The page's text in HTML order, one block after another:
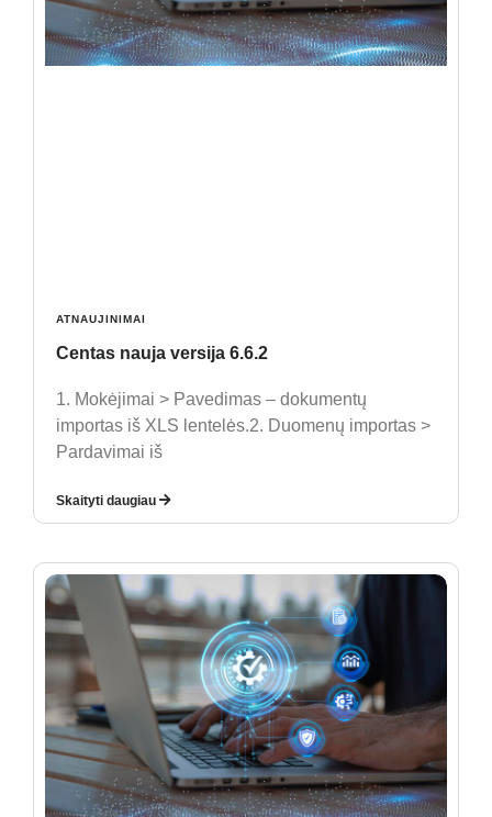
ATNAUJINIMAI
Centas nauja versija 6.6.2
1. Mokėjimai > Pavedimas – dokumentų
importas iš XLS lentelės.2. Duomenų importas >
Pardavimai iš
Skaityti daugiau